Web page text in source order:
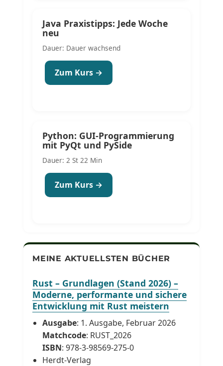
Java Praxistipps: Jede Woche
neu
Dauer: Dauer wachsend
Zum Kurs →
Python: GUI-Programmierung
mit PyQt und PySide
Dauer: 2 St 22 Min
Zum Kurs →
MEINE AKTUELLSTEN BÜCHER
Rust – Grundlagen (Stand 2026) –
Moderne, performante und sichere
Entwicklung mit Rust meistern
Ausgabe: 1. Ausgabe, Februar 2026
Matchcode: RUST_2026
ISBN: 978-3-98569-275-0
Herdt-Verlag